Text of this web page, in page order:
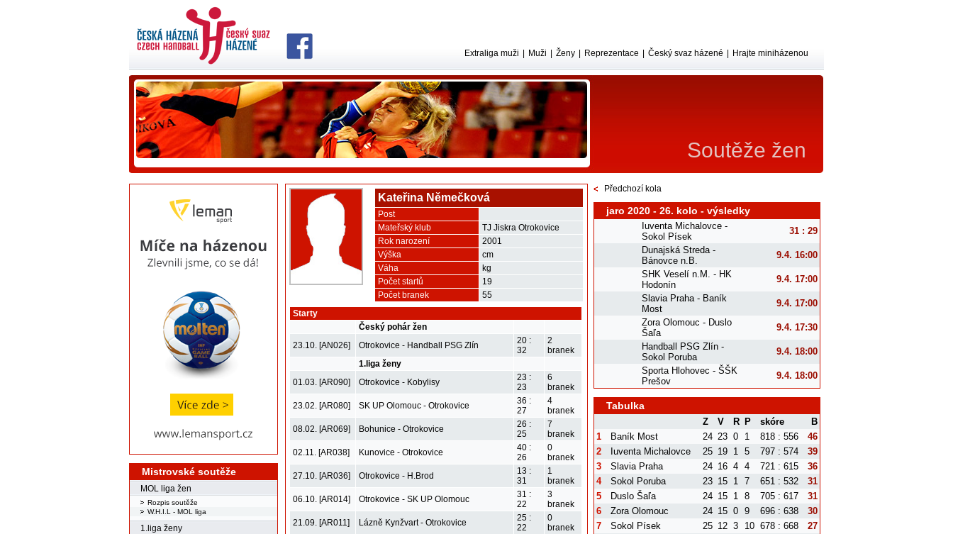
Soutěže žen
Extraliga muži Muži Ženy Reprezentace Český svaz házené Hrajte miniházenou
Mistrovské soutěže
MOL liga žen
Rozpis soutěže
W.H.I.L - MOL liga
1.liga ženy
Kateřina Němečková
Post
Mateřský klub
TJ Jiskra Otrokovice
Rok narození
2001
Výška
cm
Váha
kg
Počet startů
19
Počet branek
55
Starty
Český pohár žen
23.10. [AN026]
Otrokovice - Handball PSG Zlín
20 :
32
2
branek
1.liga ženy
01.03. [AR090]
Otrokovice - Kobylisy
23 :
23
6
branek
23.02. [AR080]
SK UP Olomouc - Otrokovice
36 :
27
4
branek
08.02. [AR069]
Bohunice - Otrokovice
26 :
25
7
branek
02.11. [AR038]
Kunovice - Otrokovice
40 :
26
0
branek
27.10. [AR036]
Otrokovice - H.Brod
13 :
31
1
branek
06.10. [AR014]
Otrokovice - SK UP Olomouc
31 :
22
3
branek
21.09. [AR011]
Lázně Kynžvart - Otrokovice
25 :
22
0
branek
Předchozí kola
jaro 2020 - 26. kolo - výsledky
Iuventa Michalovce -
Sokol Písek
31 : 29
Dunajská Streda -
Bánovce n.B.
9.4. 16:00
SHK Veselí n.M. - HK
Hodonín
9.4. 17:00
Slavia Praha - Baník
Most
9.4. 17:00
Zora Olomouc - Duslo
Šaľa
9.4. 17:30
Handball PSG Zlín -
Sokol Poruba
9.4. 18:00
Sporta Hlohovec - ŠŠK
Prešov
9.4. 18:00
Tabulka
Z V R P skóre
B
1
Baník Most 24 23 0 1 818 : 556
46
2
Iuventa Michalovce 25 19 1 5 797 : 574
39
3
Slavia Praha 24 16 4 4 721 : 615
36
4
Sokol Poruba 23 15 1 7 651 : 532
31
5
Duslo Šaľa 24 15 1 8 705 : 617
31
6
Zora Olomouc 24 15 0 9 696 : 638
30
7
Sokol Písek 25 12 3 10 678 : 668
27